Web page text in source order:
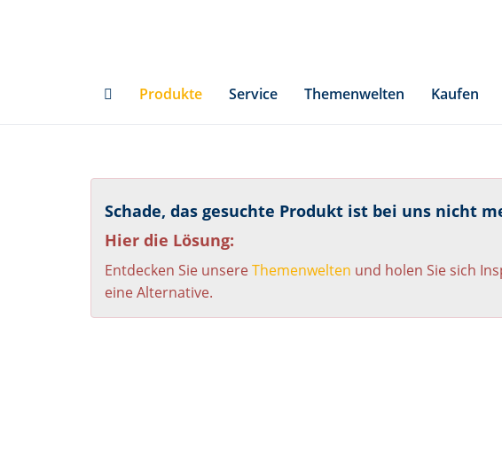
Produkte
Service Themenwelten Kaufen
Schade, das gesuchte Produkt ist bei uns nicht
Hier die Lösung:
Entdecken Sie unsereThemenwelten und holen Sie sich
eine Alternative.